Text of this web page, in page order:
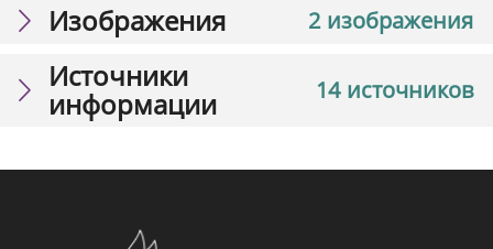
2 изображения
Изображения
14 источников
Источники
информации